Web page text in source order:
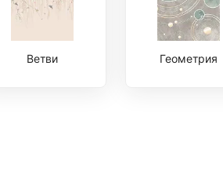
Ветви Геометрия